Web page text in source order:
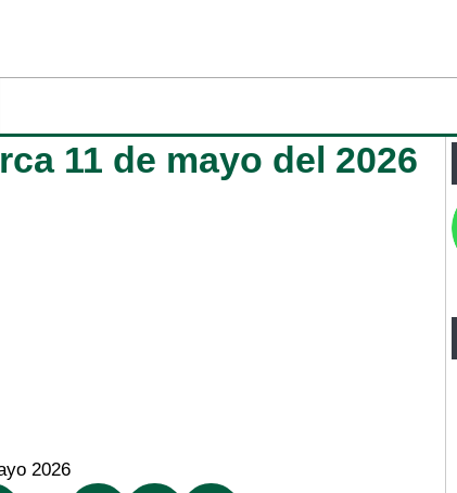
11 de mayo del 2026
2026